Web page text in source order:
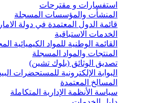
استفسارات و مقترحات
المنشأت والمؤسسات المسجلة
قائمة الدول المعتمدة في دولة
الخدمات الاستباقية
القائمة الوطنية للمواد الكيميائية
المنتجات والمواد المسجلة
تصديق الوثائق (بلوك تشين)
البوابة الإلكترونية للمستحضرات
المسالخ المعتمدة
سياسة الأنظمة الإدارية المتكاملة